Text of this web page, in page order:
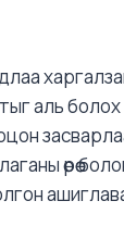
харгалзан
аль болох
өрөө